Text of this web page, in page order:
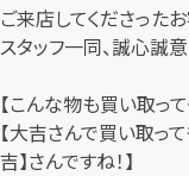
ご来店してくださった
スタッフ一同、誠心誠
【こんな物も買い取って
【大吉さんで買い取っ
吉】さんですね！】